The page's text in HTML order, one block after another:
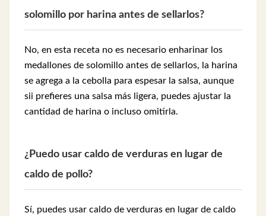
solomillo por harina antes de sellarlos?
No, en esta receta no es necesario enharinar los
medallones de solomillo antes de sellarlos, la harina
se agrega a la cebolla para espesar la salsa, aunque
sii prefieres una salsa más ligera, puedes ajustar la
cantidad de harina o incluso omitirla.
¿Puedo usar caldo de verduras en lugar de
caldo de pollo?
Sí, puedes usar caldo de verduras en lugar de caldo